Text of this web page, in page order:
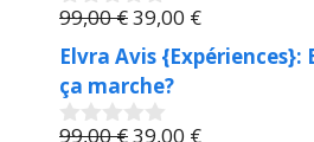
0
u
r
5
99,00€ Le
prix
initial
était :
99,00 €.
39,00 €Le
prix
39,00 €.
Elvra Avis {Expériences}:
ça marche?
99,00€ Le
39,00 €Le